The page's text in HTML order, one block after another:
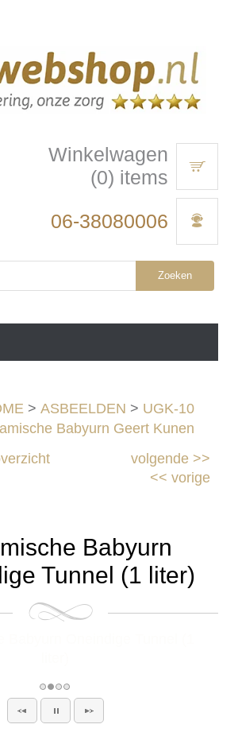
Winkelwagen
(0) items
06-38080006
Zoeken
> ASBEELDEN > UGK-10
Babyurn Geert Kunen
volgende>>
<< vorige
Babyurn
Tunnel (1 liter)